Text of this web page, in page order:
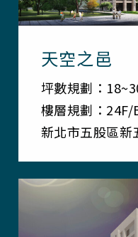
天空之邑
坪數規劃：
樓層規劃：24F/
新北市五股區新